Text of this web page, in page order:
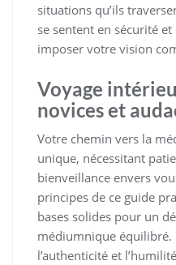
situations qu’ils
se sentent en sécurité
imposer votre vision
Voyage
novices et
Votre chemin vers la
unique, nécessitant
bienveillance envers
principes de ce guide
bases solides pour un
médiumnique équilibré.
l’authenticité et